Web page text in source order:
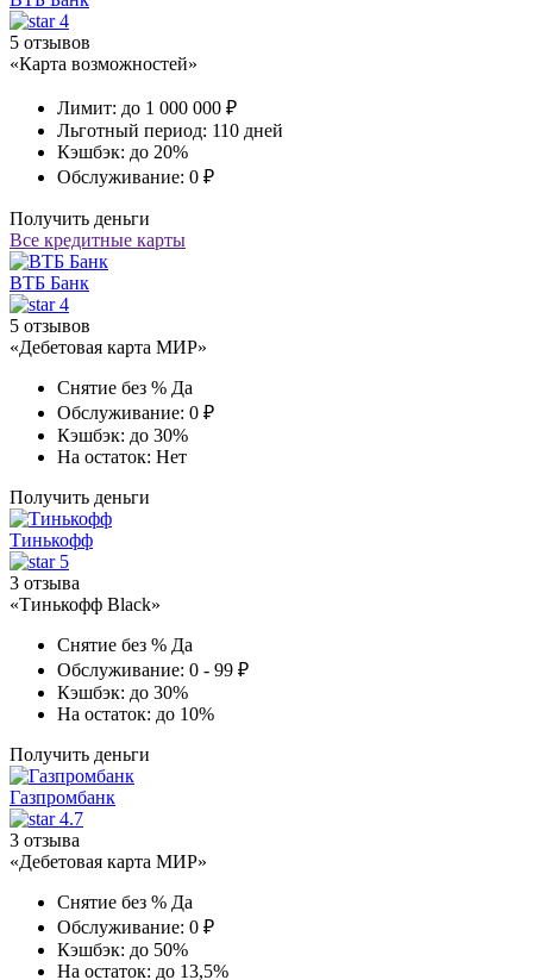
4
5 отзывов
«Карта возможностей»
Лимит: до 1 000 000 ₽
Льготный период: 110 дней
Кэшбэк: до 20%
Обслуживание: 0 ₽
Получить деньги
Все кредитные карты
ВТБ Банк
4
5 отзывов
«Дебетовая карта МИР»
Снятие без % Да
Обслуживание: 0 ₽
Кэшбэк: до 30%
На остаток: Нет
Получить деньги
Тинькофф
5
3 отзыва
«Тинькофф Black»
Снятие без % Да
Обслуживание: 0 - 99 ₽
Кэшбэк: до 30%
На остаток: до 10%
Получить деньги
Газпромбанк
4.7
3 отзыва
«Дебетовая карта МИР»
Снятие без % Да
Обслуживание: 0 ₽
Кэшбэк: до 50%
На остаток: до 13,5%